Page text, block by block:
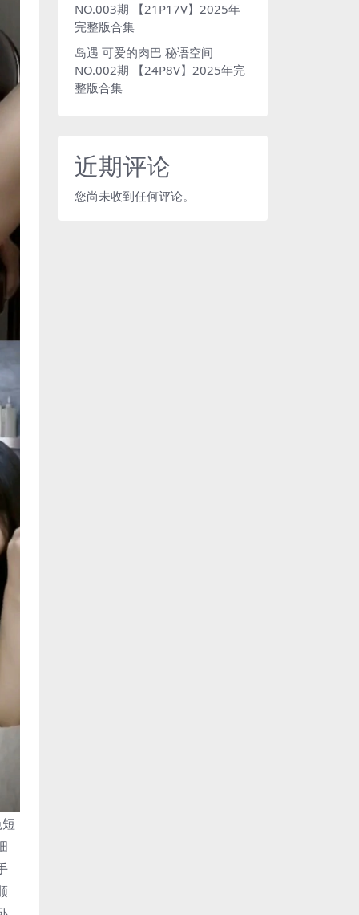
NO.003期 【21P17V】2025年
完整版合集
岛遇 可爱的肉巴 秘语空间
NO.002期 【24P8V】2025年完
整版合集
近期评论
您尚未收到任何评论。